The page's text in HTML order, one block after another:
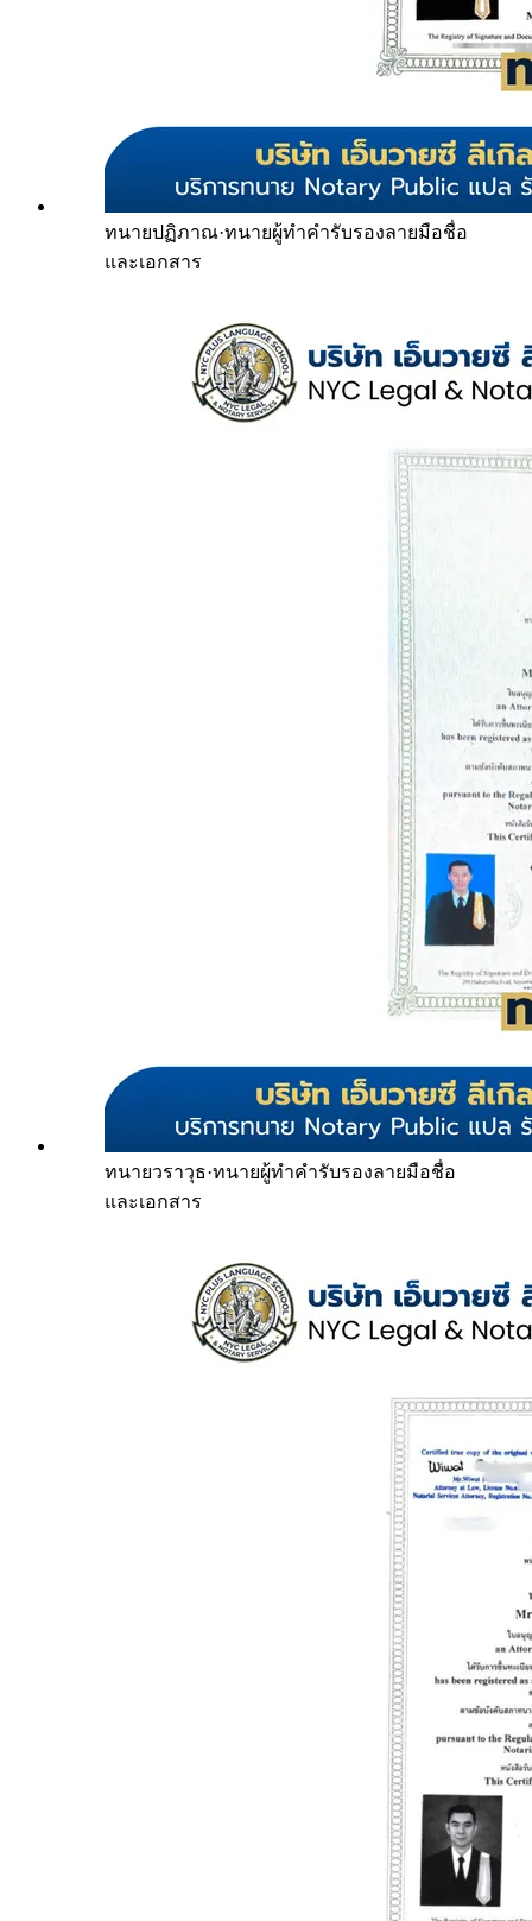
ทนายปฏิภาณ·ทนายผู้ทำคำรับรองลายมือชื่อ
และเอกสาร
ทนายวราวุธ·ทนายผู้ทำคำรับรองลายมือชื่อ
และเอกสาร